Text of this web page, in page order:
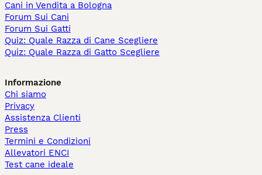
Cani in Vendita a Bologna
Forum Sui Cani
Forum Sui Gatti
Quiz: Quale Razza di Cane Scegliere
Quiz: Quale Razza di Gatto Scegliere
Informazione
Chi siamo
Privacy
Assistenza Clienti
Press
Termini e Condizioni
Allevatori ENCI
Test cane ideale